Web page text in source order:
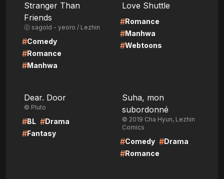
Stranger Than
Friends
ⓒ sagold - yeoro / Lezhin
#Comedy
#Romance
#Manhwa
Love Shuttle
#Romance
#Manhwa
#Webtoons
Dear. Door
© Pluto
#BL #Drama
#Fantasy
Suha, mon
subordonné
© 2019 Cha Hyun, Lezhin
Comics
#Comedy #Drama
#Romance